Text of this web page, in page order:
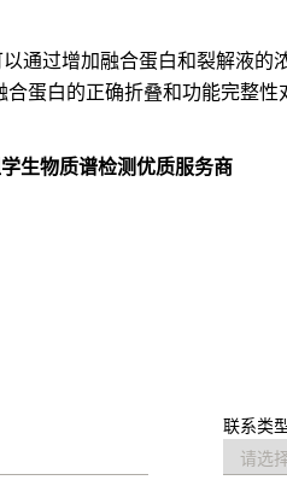
通过增加融合蛋白和裂解液
蛋白的正确折叠和功能完整
生物质谱检测优质服务商
联系类